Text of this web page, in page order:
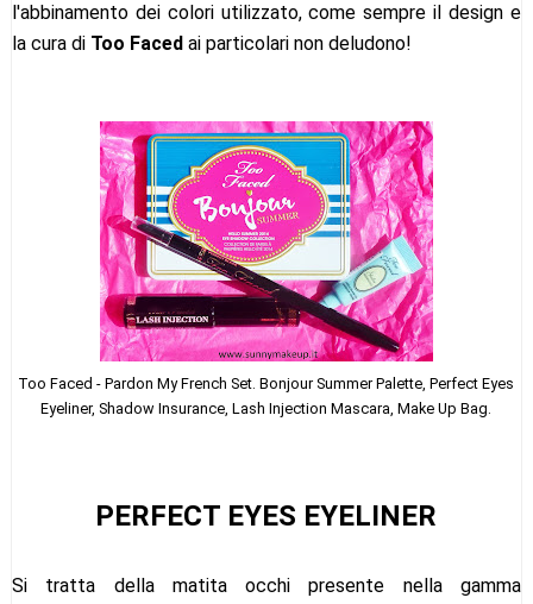
l'abbinamento dei colori utilizzato, come sempre il design e
la cura di Too Faced ai particolari non deludono!
Too Faced - Pardon My French Set. Bonjour Summer Palette, Perfect Eyes
Eyeliner, Shadow Insurance, Lash Injection Mascara, Make Up Bag.
PERFECT EYES EYELINER
Si tratta della matita occhi presente nella gamma